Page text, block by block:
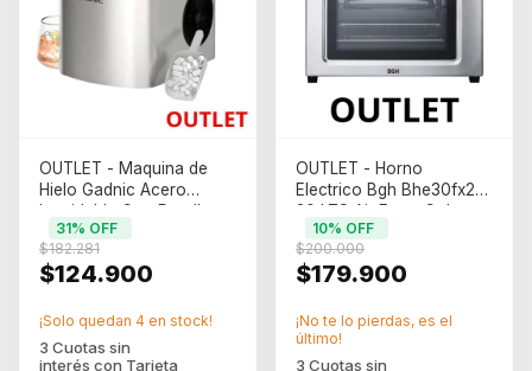
OUTLET - Maquina de
Hielo Gadnic Acero
Inoxidable Con Detalles
De Uso En La Tapa
$124.900
$182.281
31% OFF
¡Solo quedan 4 en stock!
OUTLET - Horno
Electrico Bgh Bhe30fx24t
30 LTS Air Fryer Color
Planeado + Accesorios
(pih048250)
$179.900
$200.000
10% OFF
¡No te lo pierdas, es el
último!